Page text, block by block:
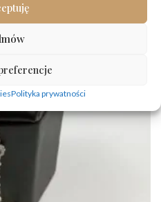
Polityka prywatności